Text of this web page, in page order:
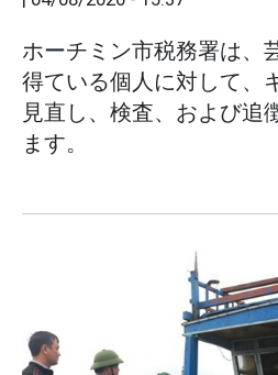
ホーチミン市税務署は、
得ている個人に対して、
見直し、検査、および追
ます。